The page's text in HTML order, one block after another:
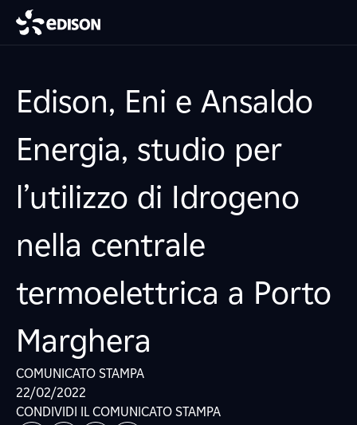
Edison, Eni e Ansaldo
Energia, studio per
l’utilizzo di Idrogeno
nella centrale
termoelettrica a Porto
Marghera
COMUNICATO STAMPA
22/02/2022
CONDIVIDI IL COMUNICATO STAMPA